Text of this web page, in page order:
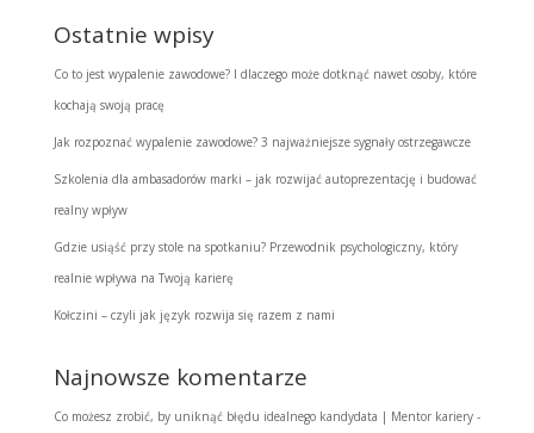
Ostatnie wpisy
Co to jest wypalenie zawodowe? I dlaczego może dotknąć nawet osoby, które
kochają swoją pracę
Jak rozpoznać wypalenie zawodowe? 3 najważniejsze sygnały ostrzegawcze
Szkolenia dla ambasadorów marki – jak rozwijać autoprezentację i budować
realny wpływ
Gdzie usiąść przy stole na spotkaniu? Przewodnik psychologiczny, który
realnie wpływa na Twoją karierę
Kołczini – czyli jak język rozwija się razem z nami
Najnowsze komentarze
Co możesz zrobić, by uniknąć błędu idealnego kandydata | Mentor kariery -